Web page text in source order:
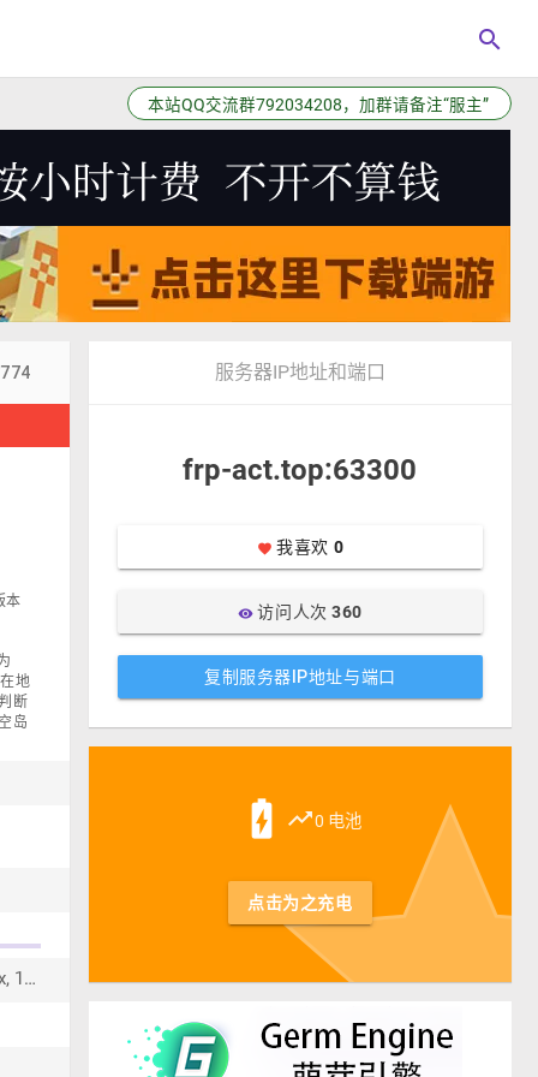
search
站点已更新插件板块
本
地
断
岛
Waterfall 1.8.x, 1.9.x, 1.10.x, 1.11.x, 1.12.x, 1.13.x, 1.14.x, 1.15.x, 1.16.x, 1.17.x, 1.18.x, 1.19.x, 1.20.x, 1.21.x
服务器IP地址和端口
frp-act.top:63300
favorite 我喜欢 0
visibility访问人次360
复制服务器IP地址与端口
battery_charging_full trending_up0 电池
点击为之充电